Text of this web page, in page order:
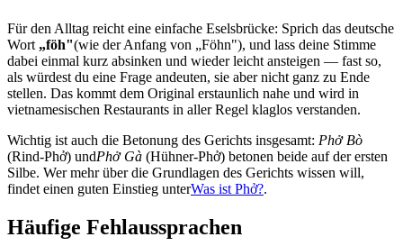
Für den Alltag reicht eine einfache Eselsbrücke: Sprich das deutsche
Wort „föh"(wie der Anfang von „Föhn"), und lass deine Stimme
dabei einmal kurz absinken und wieder leicht ansteigen — fast so,
als würdest du eine Frage andeuten, sie aber nicht ganz zu Ende
stellen. Das kommt dem Original erstaunlich nahe und wird in
vietnamesischen Restaurants in aller Regel klaglos verstanden.
Wichtig ist auch die Betonung des Gerichts insgesamt: Phở Bò
(Rind-Phở) undPhở Gà (Hühner-Phở) betonen beide auf der ersten
Silbe. Wer mehr über die Grundlagen des Gerichts wissen will,
findet einen guten Einstieg unterWas ist Phở?.
Häufige Fehlaussprachen